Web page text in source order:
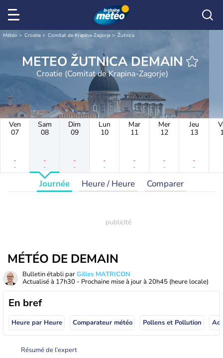
Météo Croatie Comitat de Krapina-Zagorje Žutnica
METEO ŽUTNICA DEMAIN
Croatie (Comitat de Krapina-Zagorje)
Ven
07
-
-
Sam
08
-
-
Dim
09
-
-
Lun
10
-
-
Mar
11
-
-
Mer
12
-
-
Jeu
13
-
-
Journée Heure / Heure Comparer
MÉTÉO DE DEMAIN
Bulletin établi parGilles MATRICON
Actualisé à 17h30 - Prochaine mise à jour à 20h45 (heure locale)
En bref
Heure par Heure Comparateur météo Pollens et Pollution
Résumé de l’expert